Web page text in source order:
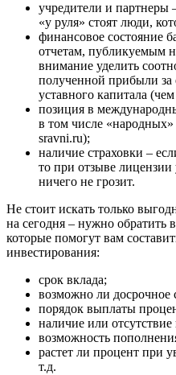
учредители и партнеры
«у руля» стоят люди,
финансовое состояние
отчетам, публикуемым
внимание уделить
полученной прибыли за
уставного капитала
позиция в
в том числе
sravni.ru);
наличие страховки –
то при отзыве лицензии
ничего не грозит.
Не стоит искать только
на сегодня – нужно обратить
которые помогут вам
инвестирования:
срок вклада;
возможно ли досрочное
порядок выплаты
наличие или
возможность
растет ли процент при
т.д.